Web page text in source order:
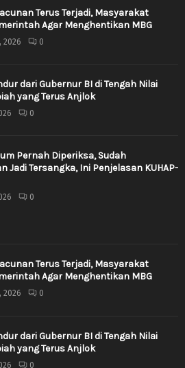
Terus Terjadi, Masyarakat
Agar Menghentikan MBG
2026 0
dari Gubernur BI di Tengah Nilai
yang Terus Anjlok
0
Pernah Diperiksa, Sudah
Jadi Tersangka, Ini Penjelasan KUHAP-
0
Terus Terjadi, Masyarakat
Agar Menghentikan MBG
2026 0
dari Gubernur BI di Tengah Nilai
yang Terus Anjlok
0